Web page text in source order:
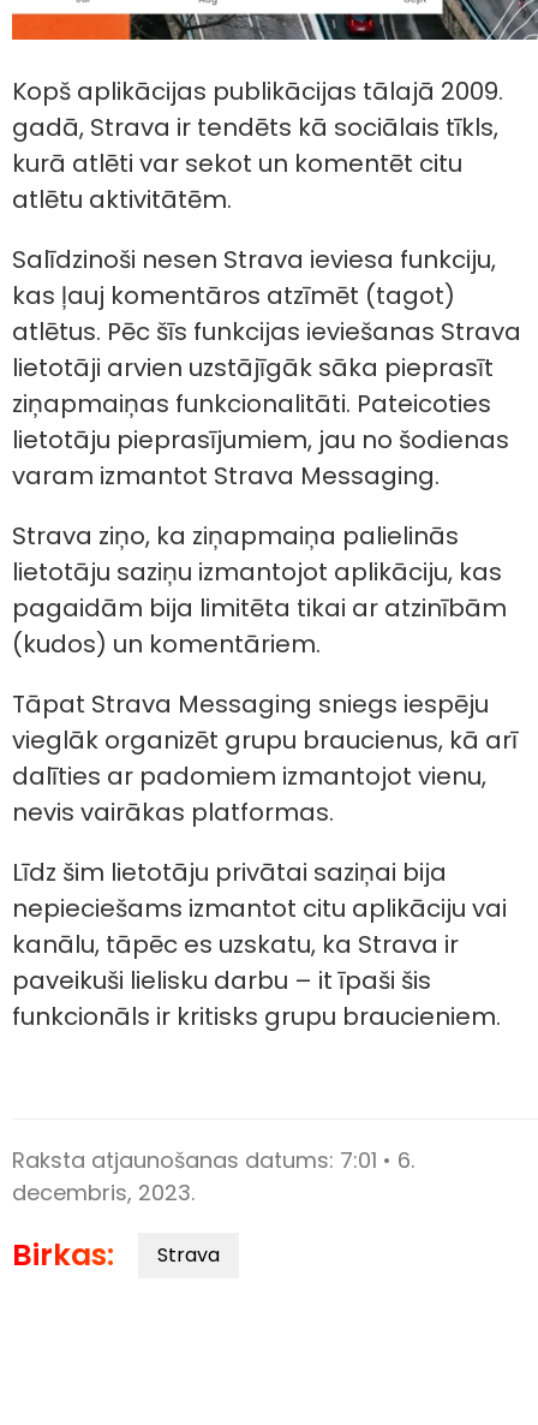
Kopš aplikācijas publikācijas tālajā 2009.
gadā, Strava ir tendēts kā sociālais tīkls,
kurā atlēti var sekot un komentēt citu
atlētu aktivitātēm.
Salīdzinoši nesen Strava ieviesa funkciju,
kas ļauj komentāros atzīmēt (tagot)
atlētus. Pēc šīs funkcijas ieviešanas Strava
lietotāji arvien uzstājīgāk sāka pieprasīt
ziņapmaiņas funkcionalitāti. Pateicoties
lietotāju pieprasījumiem, jau no šodienas
varam izmantot Strava Messaging.
Strava ziņo, ka ziņapmaiņa palielinās
lietotāju saziņu izmantojot aplikāciju, kas
pagaidām bija limitēta tikai ar atzinībām
(kudos) un komentāriem.
Tāpat Strava Messaging sniegs iespēju
vieglāk organizēt grupu braucienus, kā arī
dalīties ar padomiem izmantojot vienu,
nevis vairākas platformas.
Līdz šim lietotāju privātai saziņai bija
nepieciešams izmantot citu aplikāciju vai
kanālu, tāpēc es uzskatu, ka Strava ir
paveikuši lielisku darbu – it īpaši šis
funkcionāls ir kritisks grupu braucieniem.
Raksta atjaunošanas datums: 7:01 • 6.
decembris, 2023.
Birkas: Strava